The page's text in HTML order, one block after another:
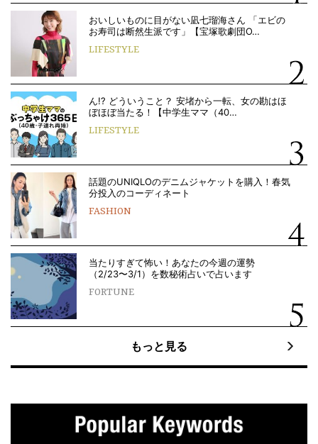
おいしいものに目がない凪七瑠海さん 「エビの
お寿司は断然生派です」【宝塚歌劇団O…
LIFESTYLE
ん!? どういうこと？ 安堵から一転、女の勘はほ
ぼほぼ当たる！【中学生ママ（40…
LIFESTYLE
話題のUNIQLOのデニムジャケットを購入！春気
分投入のコーディネート
FASHION
当たりすぎて怖い！あなたの今週の運勢
（2/23〜3/1）を数秘術占いで占います
FORTUNE
もっと見る